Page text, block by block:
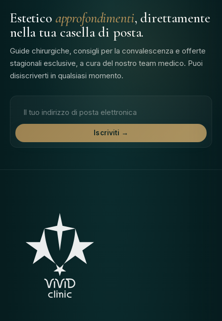
Estetico approfondimenti, direttamente
nella tua casella di posta.
Guide chirurgiche, consigli per la convalescenza e offerte
stagionali esclusive, a cura del nostro team medico. Puoi
disiscriverti in qualsiasi momento.
Iscriviti →